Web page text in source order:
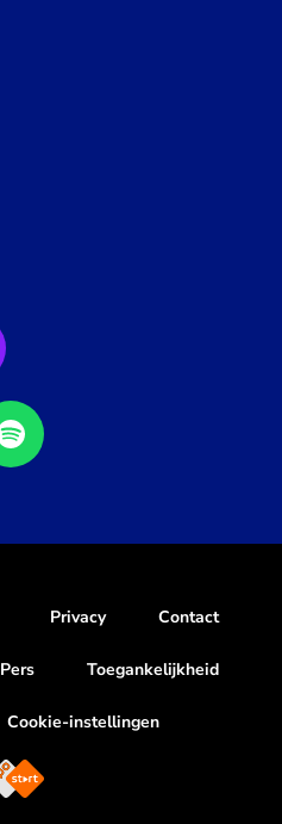
Privacy Contact
Pers Toegankelijkheid
Cookie-instellingen